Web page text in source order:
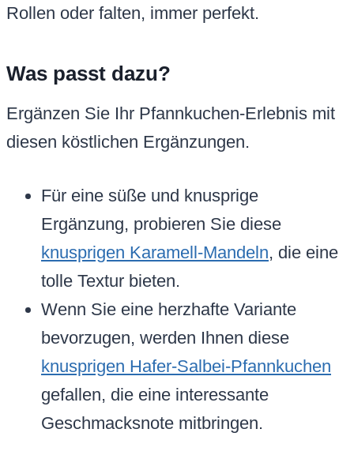
Rollen oder falten, immer perfekt.
Was passt dazu?
Ergänzen Sie Ihr Pfannkuchen-Erlebnis mit
diesen köstlichen Ergänzungen.
Für eine süße und knusprige
Ergänzung, probieren Sie diese
knusprigen Karamell-Mandeln, die eine
tolle Textur bieten.
Wenn Sie eine herzhafte Variante
bevorzugen, werden Ihnen diese
knusprigen Hafer-Salbei-Pfannkuchen
gefallen, die eine interessante
Geschmacksnote mitbringen.